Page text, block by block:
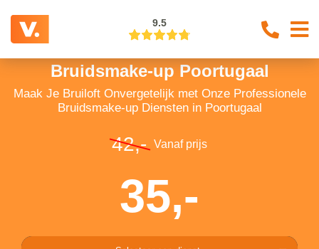
9.5
Bruidsmake-up Poortugaal
Maak Je Bruiloft Onvergetelijk met Onze Professionele
Bruidsmake-up Diensten in Poortugaal
42,- Vanaf prijs
35,-